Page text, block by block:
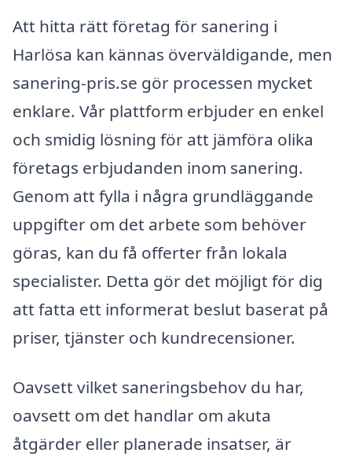
Att hitta rätt företag för sanering i
Harlösa kan kännas överväldigande, men
sanering-pris.se gör processen mycket
enklare. Vår plattform erbjuder en enkel
och smidig lösning för att jämföra olika
företags erbjudanden inom sanering.
Genom att fylla i några grundläggande
uppgifter om det arbete som behöver
göras, kan du få offerter från lokala
specialister. Detta gör det möjligt för dig
att fatta ett informerat beslut baserat på
priser, tjänster och kundrecensioner.
Oavsett vilket saneringsbehov du har,
oavsett om det handlar om akuta
åtgärder eller planerade insatser, är